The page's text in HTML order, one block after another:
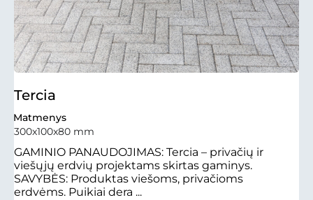
Tercia
Matmenys
300x100x80 mm
GAMINIO PANAUDOJIMAS: Tercia – privačių ir
viešųjų erdvių projektams skirtas gaminys.
SAVYBĖS: Produktas viešoms, privačioms
erdvėms. Puikiai dera ...